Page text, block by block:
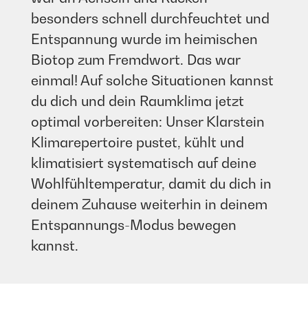
besonders schnell durchfeuchtet und
Entspannung wurde im heimischen
Biotop zum Fremdwort. Das war
einmal! Auf solche Situationen kannst
du dich und dein Raumklima jetzt
optimal vorbereiten: Unser Klarstein
Klimarepertoire pustet, kühlt und
klimatisiert systematisch auf deine
Wohlfühltemperatur, damit du dich in
deinem Zuhause weiterhin in deinem
Entspannungs-Modus bewegen
kannst.